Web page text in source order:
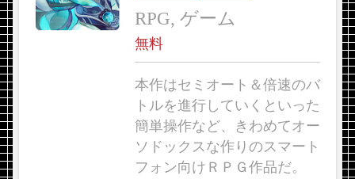
RPG, ゲーム
無料
本作はセミオート＆倍速のバ
トルを進行していくといった
簡単操作など、きわめてオー
ソドックスな作りのスマート
フォン向けＲＰＧ作品だ。